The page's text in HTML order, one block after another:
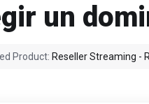
un
Product: Reseller Streaming -